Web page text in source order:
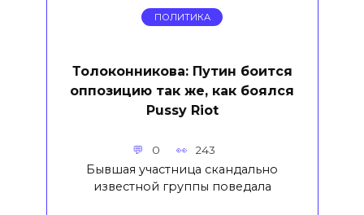
ПОЛИТИКА
Толоконникова: Путин боится
оппозицию так же, как боялся
Pussy Riot
0 243
Бывшая участница скандально
известной группы поведала